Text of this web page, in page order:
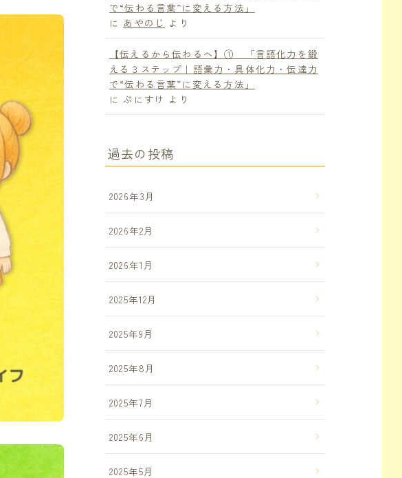
で“伝わる言葉”に変える方法」
に あやのじ より
【伝えるから伝わるへ】① 「言語化力を鍛
える３ステップ｜語彙力・具体化力・伝達力
で“伝わる言葉”に変える方法」
にぷにすけ より
過去の投稿
2026年3月
2026年2月
2026年1月
2025年12月
2025年9月
2025年8月
2025年7月
2025年6月
2025年5月